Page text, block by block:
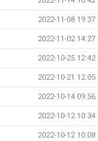
2022-11-08 19:37
2022-11-02 14:27
2022-10-25 12:42
2022-10-21 12:05
2022-10-14 09:56
2022-10-12 10:34
2022-10-12 10:08